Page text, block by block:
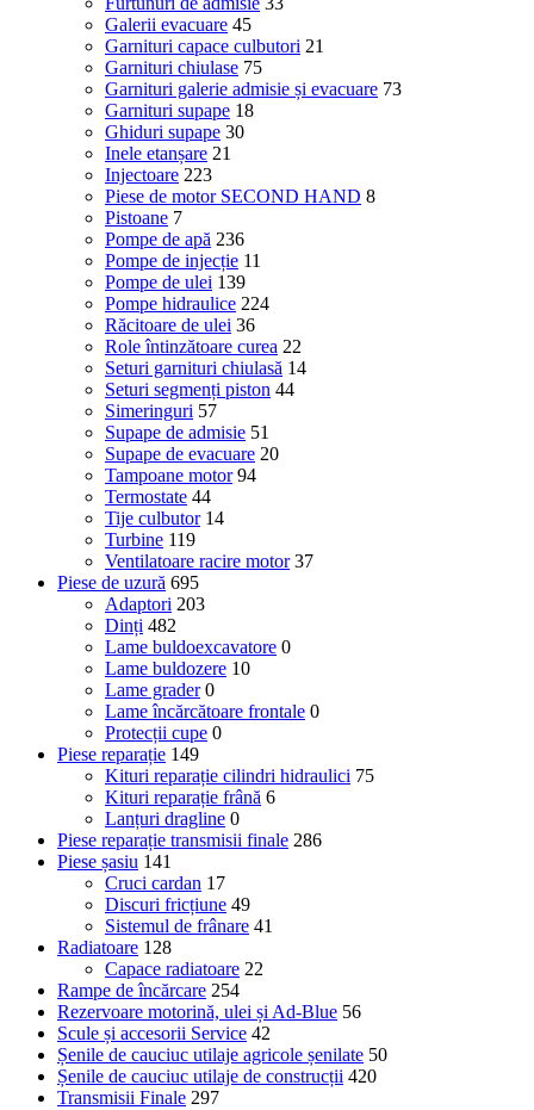
Galerii evacuare 45
Garnituri capace culbutori 21
Garnituri chiulase 75
Garnituri galerie admisie și evacuare 73
Garnituri supape 18
Ghiduri supape 30
Inele etanșare 21
Injectoare 223
Piese de motor SECOND HAND 8
Pistoane 7
Pompe de apă 236
Pompe de injecție 11
Pompe de ulei 139
Pompe hidraulice 224
Răcitoare de ulei 36
Role întinzătoare curea 22
Seturi garnituri chiulasă 14
Seturi segmenți piston 44
Simeringuri 57
Supape de admisie 51
Supape de evacuare 20
Tampoane motor 94
Termostate 44
Tije culbutor 14
Turbine 119
Ventilatoare racire motor 37
Piese de uzură 695
Adaptori 203
Dinți 482
Lame buldoexcavatore 0
Lame buldozere 10
Lame grader 0
Lame încărcătoare frontale 0
Protecții cupe 0
Piese reparație 149
Kituri reparație cilindri hidraulici 75
Kituri reparație frână 6
Lanțuri dragline 0
Piese reparație transmisii finale 286
Piese șasiu 141
Cruci cardan 17
Discuri fricțiune 49
Sistemul de frânare 41
Radiatoare 128
Capace radiatoare 22
Rampe de încărcare 254
Rezervoare motorină, ulei și Ad-Blue 56
Scule și accesorii Service 42
Șenile de cauciuc utilaje agricole șenilate 50
Șenile de cauciuc utilaje de construcții 420
Transmisii Finale 297